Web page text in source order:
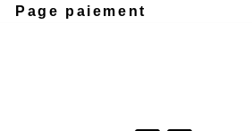
Page paiement